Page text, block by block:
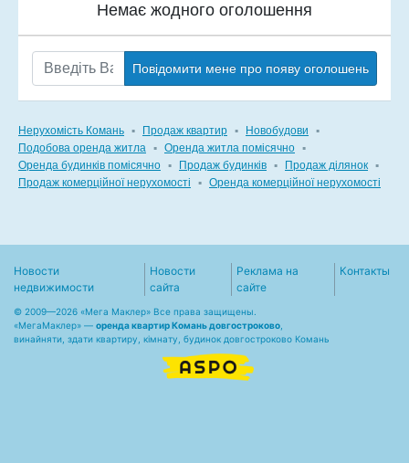
Немає жодного оголошення
Повідомити мене про появу оголошень
Нерухомість Комань ▪ Продаж квартир ▪ Новобудови
▪
Подобова оренда житла ▪ Оренда житла помісячно ▪
Оренда будинків помісячно ▪ Продаж будинків ▪ Продаж ділянок ▪
Продаж комерційної нерухомості
▪ Оренда комерційної нерухомості
Новости
недвижимости
Новости
сайта
Реклама на
сайте
Контакты
© 2009—2026 «Мега Маклер» Все права защищены.
«МегаМаклер» — оренда квартир Комань довгостроково
винайняти, здати квартиру, кімнату, будинок довгостроково Комань